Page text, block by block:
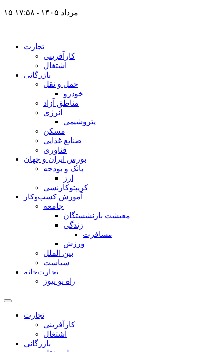
۱۵ مرداد ۱۴۰۵ - ۱۷:۵۸
تجارت
کارآفرینی
اشتغال
بازرگانی
حمل و نقل
خودرو
مناطق آزاد
انرژی
پتروشیمی
مسکن
صنایع غذایی
فناوری
بورس ایران و جهان
بانک و بودجه
ارز
کریپتوکارنسی
آموزش کسب‌وکار
جامعه
معیشت بازنشستگان
زندگی
مسافرت
ورزش
بین الملل
سیاست
تجارت‌خانه
راه نو نیوز
تجارت
کارآفرینی
اشتغال
بازرگانی